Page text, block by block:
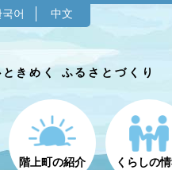
국어 中文
きめく ふるさとづくり
階上町の紹介 くらしの